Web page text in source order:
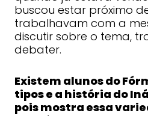
buscou estar próximo
trabalhavam com a
discutir sobre o tema,
debater.
Existem alunos do
tipos e a história do
pois mostra essa